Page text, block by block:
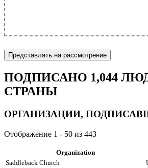
Представлять на рассмотрение
ПОДПИСАНО 1,044
СТРАНЫ
ОРГАНИЗАЦИИ,
Отображение 1 - 50 из 443
Organization
Saddleback Church